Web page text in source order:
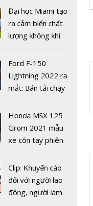
sản phẩm laptop
AI, ASUS tung ra 4
mẫu laptop
thềm năm học mới
Đại học Miami tạo
ra cảm biến chất
lượng không khí
19
Ford F-150
Lightning 2022 ra
mắt: Bán tải chạy
chưa đến 40 nghìn
USD
Honda MSX 125
Grom 2021 mẫu
xe côn tay phiên
Clip: Khuyến cáo
đối với người lao
động, người làm